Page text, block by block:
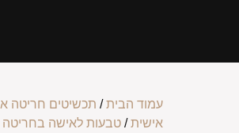
עמוד הבית/ תכשיטים חריטה
אישית/ טבעות לאישה בחריטה